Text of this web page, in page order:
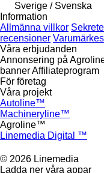
Sverige / Svenska
Information
Allmänna villkor
recensioner
Våra erbjudanden
Annonsering på
bannerAffiliateprogram
För företag
Våra projekt
Autoline™
Machineryline™
Agroline™
Linemedia Digital ™
© 2026 Linemedia
Ladda ner våra appar